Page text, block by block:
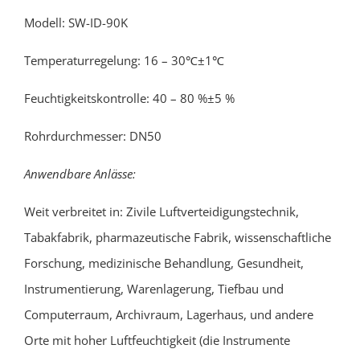
Modell: SW-ID-90K
Temperaturregelung: 16 – 30℃±1℃
Feuchtigkeitskontrolle: 40 – 80 %±5 %
Rohrdurchmesser: DN50
Anwendbare Anlässe:
Weit verbreitet in: Zivile Luftverteidigungstechnik,
Tabakfabrik, pharmazeutische Fabrik, wissenschaftliche
Forschung, medizinische Behandlung, Gesundheit,
Instrumentierung, Warenlagerung, Tiefbau und
Computerraum, Archivraum, Lagerhaus, und andere
Orte mit hoher Luftfeuchtigkeit (die Instrumente